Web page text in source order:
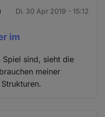
Di. 30 Apr 2019 - 15:12
im
sind, sieht die
meiner